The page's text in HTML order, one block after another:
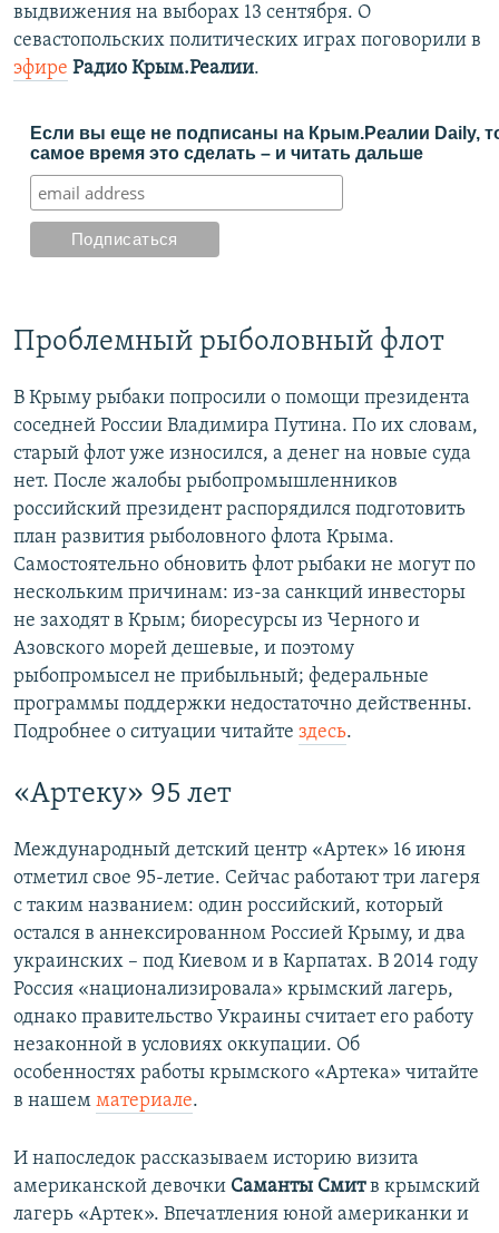
выдвижения на выборах 13 сентября. О
севастопольских политических играх поговорили в
эфире Радио Крым.Реалии.
Если вы еще не подписаны на Крым.Реалии Daily,
самое время это сделать – и читать дальше
Проблемный рыболовный флот
В Крыму рыбаки попросили о помощи президента
соседней России Владимира Путина. По их словам,
старый флот уже износился, а денег на новые суда
нет. После жалобы рыбопромышленников
российский президент распорядился подготовить
план развития рыболовного флота Крыма.
Самостоятельно обновить флот рыбаки не могут по
нескольким причинам: из-за санкций инвесторы
не заходят в Крым; биоресурсы из Черного и
Азовского морей дешевые, и поэтому
рыбопромысел не прибыльный; федеральные
программы поддержки недостаточно действенны.
Подробнее о ситуации читайте здесь.
«Артеку» 95 лет
Международный детский центр «Артек» 16 июня
отметил свое 95-летие. Сейчас работают три лагеря
с таким названием: один российский, который
остался в аннексированном Россией Крыму, и два
украинских – под Киевом и в Карпатах. В 2014 году
Россия «национализировала» крымский лагерь,
однако правительство Украины считает его работу
незаконной в условиях оккупации. Об
особенностях работы крымского «Артека» читайте
в нашем материале.
И напоследок рассказываем историю визита
американской девочки Саманты Смитв крымский
лагерь «Артек». Впечатления юной американки и